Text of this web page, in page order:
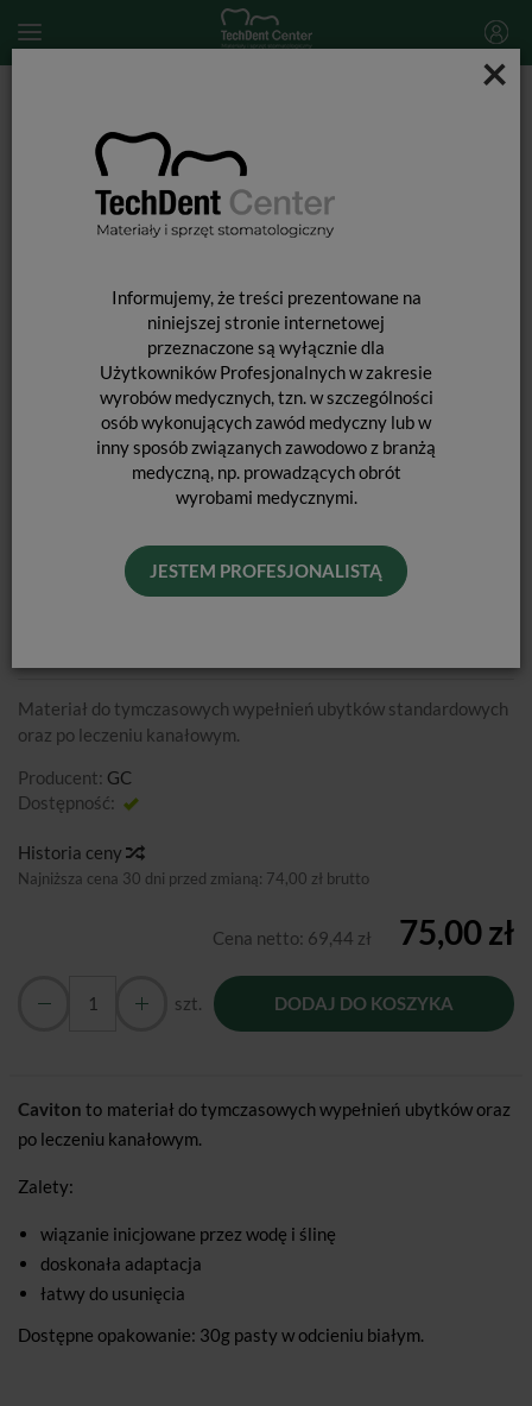
×
Informujemy, że treści prezentowane na
niniejszej stronie internetowej
przeznaczone są wyłącznie dla
Użytkowników Profesjonalnych w zakresie
wyrobów medycznych, tzn. w szczególności
osób wykonujących zawód medyczny lub w
inny sposób związanych zawodowo z branżą
medyczną, np. prowadzących obrót
wyrobami medycznymi.
JESTEM PROFESJONALISTĄ
WYPEŁNIENIA TYMCZASOWE
CAVITON / 30G
Materiał do tymczasowych wypełnień ubytków standardowych
oraz po leczeniu kanałowym.
Producent: GC
Dostępność:
Historia ceny
Najniższa cena 30 dni przed zmianą: 74,00 zł brutto
Cena netto: 69,44 zł 75,00 zł
szt. DODAJ DO KOSZYKA
Cavitonto materiał do tymczasowych wypełnień ubytków oraz
po leczeniu kanałowym.
Zalety:
wiązanie inicjowane przez wodę i ślinę
doskonała adaptacja
łatwy do usunięcia
Dostępne opakowanie: 30g pasty w odcieniu białym.